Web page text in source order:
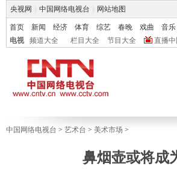
央视网 中国网络电视台 网站地图
首页 新闻 经济 体育 综艺 春晚 戏曲 音乐
电视
频道大全 栏目大全 节目大全 直播中
中国网络电视台 > 艺术台 > 美术市场 >
鼻烟壶或将成